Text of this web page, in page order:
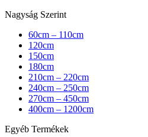
Nagyság Szerint
60cm – 110cm
120cm
150cm
180cm
210cm – 220cm
240cm – 250cm
270cm – 450cm
400cm – 1200cm
Egyéb Termékek